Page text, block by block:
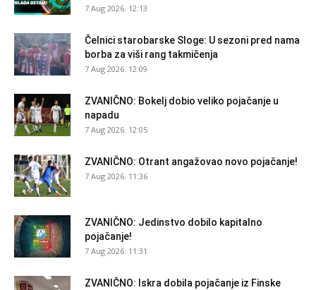
7 Aug 2026. 12:13
Čelnici starobarske Sloge: U sezoni pred nama
borba za viši rang takmičenja
7 Aug 2026. 12:09
ZVANIČNO: Bokelj dobio veliko pojačanje u
napadu
7 Aug 2026. 12:05
ZVANIČNO: Otrant angažovao novo pojačanje!
7 Aug 2026. 11:36
ZVANIČNO: Jedinstvo dobilo kapitalno
pojačanje!
7 Aug 2026. 11:31
ZVANIČNO: Iskra dobila pojačanje iz Finske